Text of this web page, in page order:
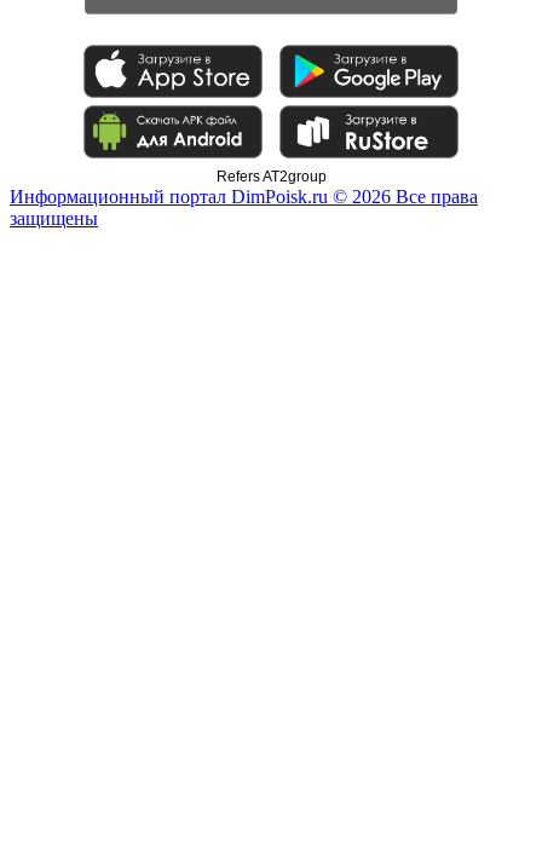
Refers AT2group
Информационный портал DimPoisk.ru © 2026 Все права
защищены